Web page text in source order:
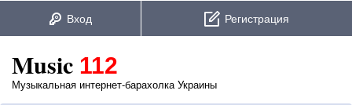
Music 112
Музыкальная интернет-барахолка Украины